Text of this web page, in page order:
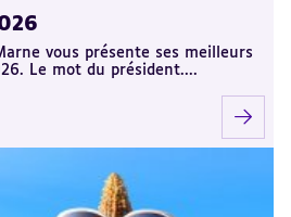
vous présente ses meilleurs
Le mot du président....